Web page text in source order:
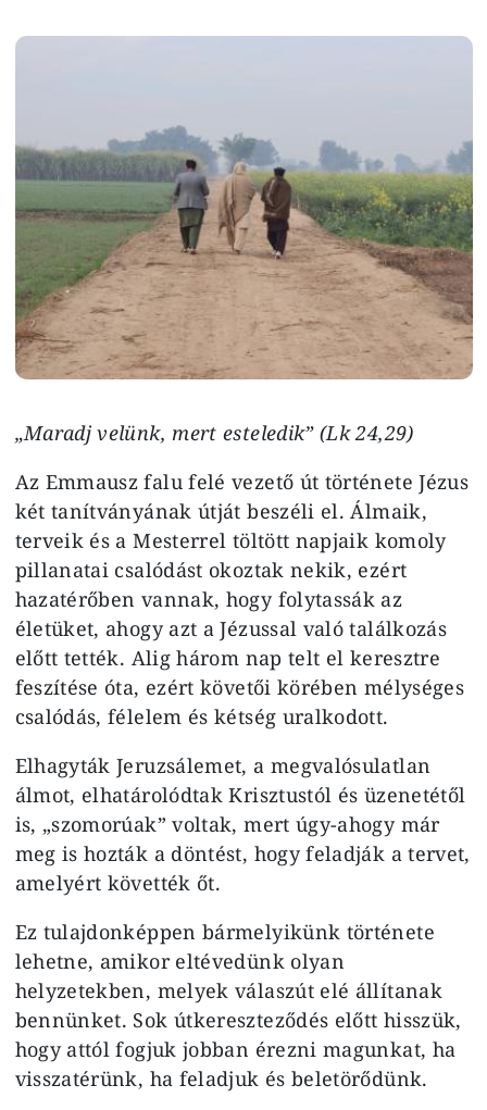
Image
„Maradj velünk, mert esteledik” (Lk 24,29)
Az Emmausz falu felé vezető út története Jézus
két tanítványának útját beszéli el. Álmaik,
terveik és a Mesterrel töltött napjaik komoly
pillanatai csalódást okoztak nekik, ezért
hazatérőben vannak, hogy folytassák az
életüket, ahogy azt a Jézussal való találkozás
előtt tették. Alig három nap telt el keresztre
feszítése óta, ezért követői körében mélységes
csalódás, félelem és kétség uralkodott.
Elhagyták Jeruzsálemet, a megvalósulatlan
álmot, elhatárolódtak Krisztustól és üzenetétől
is, „szomorúak” voltak, mert úgy-ahogy már
meg is hozták a döntést, hogy feladják a tervet,
amelyért követték őt.
Ez tulajdonképpen bármelyikünk története
lehetne, amikor eltévedünk olyan
helyzetekben, melyek válaszút elé állítanak
bennünket. Sok útkereszteződés előtt hisszük,
hogy attól fogjuk jobban érezni magunkat, ha
visszatérünk, ha feladjuk és beletörődünk.